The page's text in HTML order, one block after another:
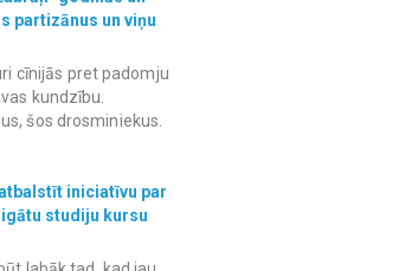
partizānus un viņu
cīnijās pret padomju
kundzību.
šos drosminiekus.
iniciatīvu par
studiju kursu